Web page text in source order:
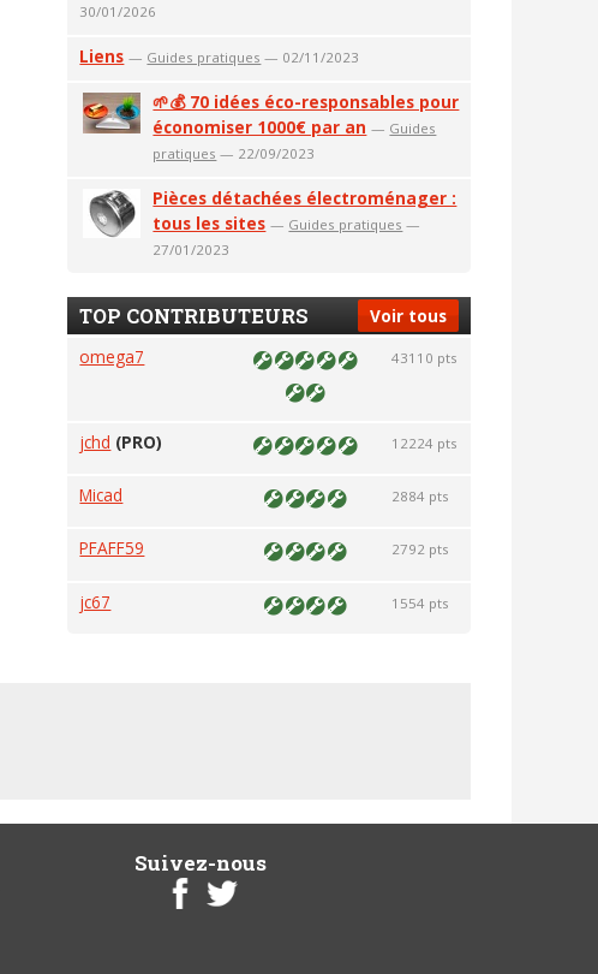
30/01/2026
Liens — Guides pratiques — 02/11/2023
🌱💰 70 idées éco-responsables pour
économiser 1000€ par an — Guides
pratiques — 22/09/2023
Pièces détachées électroménager :
tous les sites — Guides pratiques —
27/01/2023
Voir tous
TOP CONTRIBUTEURS
omega7 43110 pts
jchd (PRO) 12224 pts
Micad 2884 pts
PFAFF59 2792 pts
jc67 1554 pts
Suivez-nous